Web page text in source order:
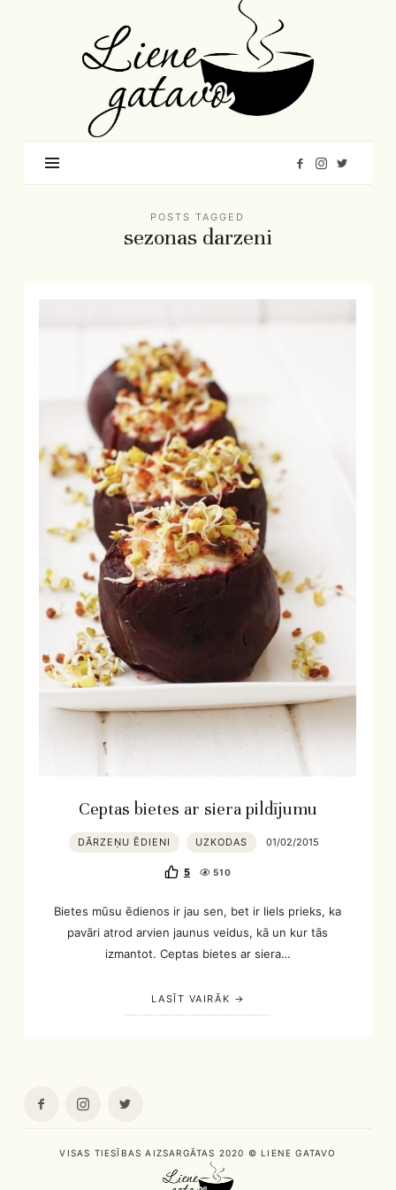
Gatavo
–
Mana
garšu
pasaule
POSTS TAGGED
sezonas darzeni
Ceptas bietes ar siera pildījumu
DĀRZEŅU ĒDIENI UZKODAS 01/02/2015
5 510
Bietes mūsu ēdienos ir jau sen, bet ir liels prieks, ka
pavāri atrod arvien jaunus veidus, kā un kur tās
izmantot. Ceptas bietes ar siera…
LASĪT VAIRĀK
VISAS TIESĪBAS AIZSARGĀTAS 2020 © LIENE GATAVO